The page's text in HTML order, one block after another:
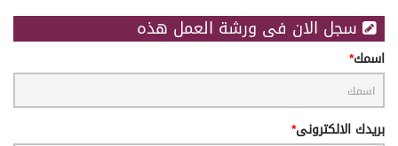
سجل الان فى ورشة العمل هذه
اسمك
بريدك الالكترونى